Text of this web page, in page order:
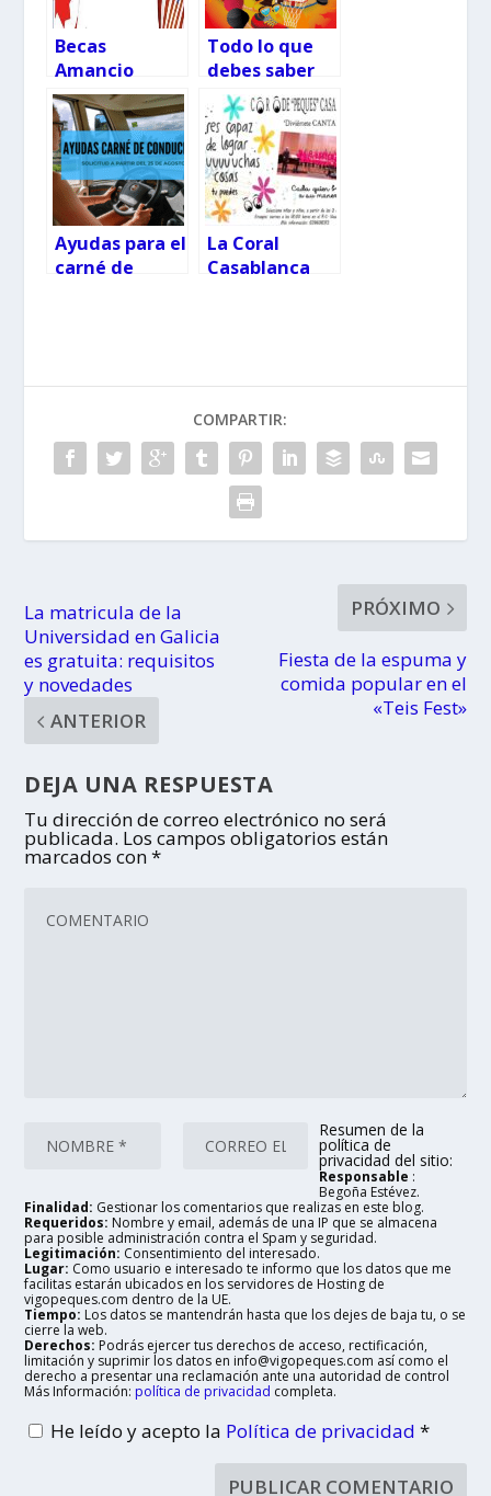
Becas
Amancio
Ortega: Tu a
EEUU y yo a
Canadá
Todo lo que
debes saber
del Programa
Municipal de
Escuelas
Deportivas
2025/2026
Ayudas para el
carné de
plazos y
La Coral
Casablanca
COMPARTIR:
La matricula de la
Universidad en Galicia
es gratuita: requisitos
y novedades
ANTERIOR
PRÓXIMO
Fiesta de la espuma y
comida popular en el
«Teis Fest»
DEJA UNA RESPUESTA
Tu dirección de correo electrónico no será
publicada. Los campos obligatorios están
marcados con*
Resumen de la
política de
privacidad del sitio:
Responsable :
Begoña Estévez.
Finalidad: Gestionar los comentarios que realizas en este blog.
Requeridos: Nombre y email, además de una IP que se almacena
para posible administración contra el Spam y seguridad.
Legitimación: Consentimiento del interesado.
Lugar: Como usuario e interesado te informo que los datos que me
facilitas estarán ubicados en los servidores de Hosting de
vigopeques.com dentro de la UE.
Tiempo: Los datos se mantendrán hasta que los dejes de baja tu, o se
cierre la web.
Derechos: Podrás ejercer tus derechos de acceso, rectificación,
limitación y suprimir los datos en info@vigopeques.com así como el
derecho a presentar una reclamación ante una autoridad de control
Más Información: política de privacidad completa.
He leído y acepto la Política de privacidad*